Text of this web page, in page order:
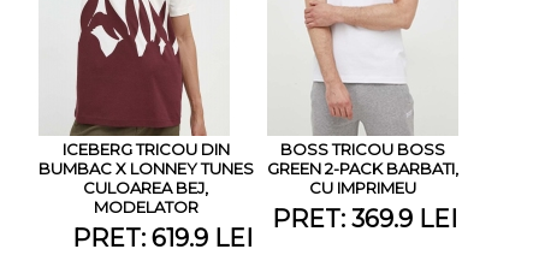
ICEBERG TRICOU DIN
BUMBAC X LONNEY TUNES
CULOAREA BEJ,
MODELATOR
PRET: 619.9 LEI
BOSS TRICOU BOSS
GREEN 2-PACK BARBATI,
CU IMPRIMEU
PRET: 369.9 LEI